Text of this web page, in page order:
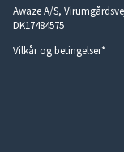
Awaze A/S,
DK17484575
Vilkår og betingelser*